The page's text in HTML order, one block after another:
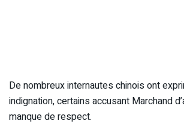
De nombreux internautes chinois ont
indignation, certains accusant Marchand
manque de respect.